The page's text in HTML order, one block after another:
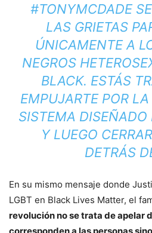
#TONYMCDADE
LAS GRIETAS
ÚNICAMENTE A
NEGROS
BLACK. ESTÁS
EMPUJARTE POR
SISTEMA
Y LUEGO
DETRÁS
En su mismo mensaje donde
LGBT en Black Lives Matter, el
revolución no se trata de apelar